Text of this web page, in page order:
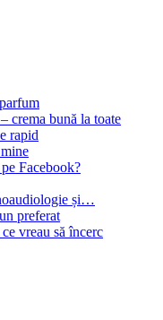
crema bună la toate
rapid
Facebook?
și…
preferat
vreau să încerc